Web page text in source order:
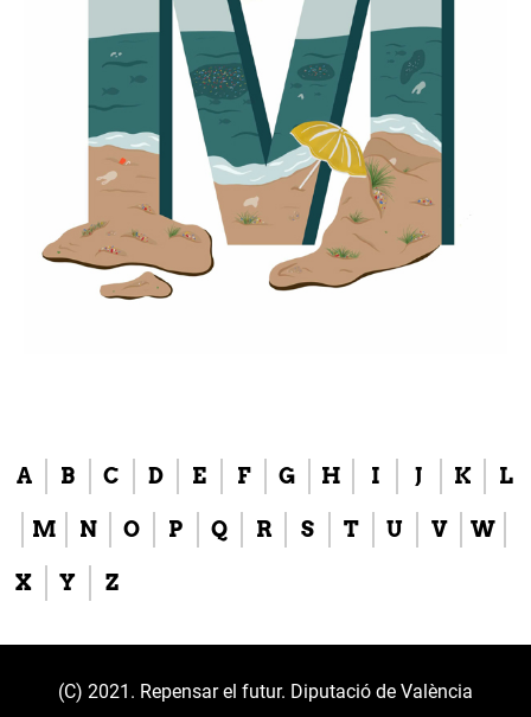
A B C D E F G H I J K L
M N O P Q R S T U V W
X Y Z
(C) 2021. Repensar el futur. Diputació de València